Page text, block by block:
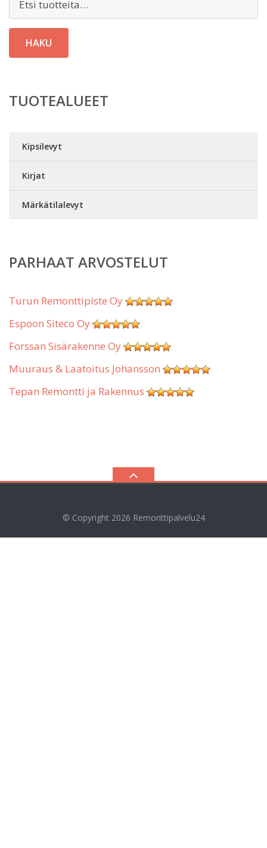
HAKU
TUOTEALUEET
Kipsilevyt
Kirjat
Märkätilalevyt
PARHAAT ARVOSTELUT
Turun Remonttipiste Oy
Espoon Siteco Oy
Forssan Sisärakenne Oy
Muuraus & Laatoitus Johansson
Tepan Remontti ja Rakennus
© Copyright 2026 Remonttipalvelu24